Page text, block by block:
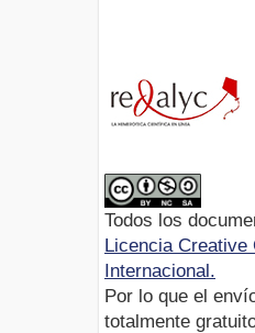
Todos los
Licencia Creative
Internacional.
Por lo que el
totalmente